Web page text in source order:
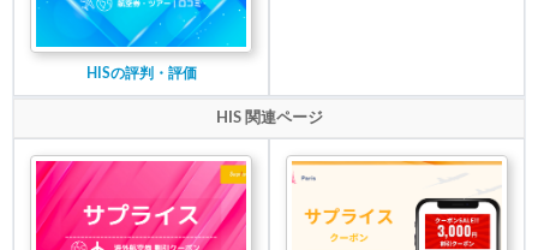
HISの評判・評価
HIS 関連ページ